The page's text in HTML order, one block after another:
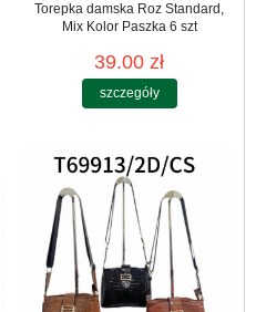
Torepka damska Roz Standard,
Mix Kolor Paszka 6 szt
39.00 zł
szczegóły